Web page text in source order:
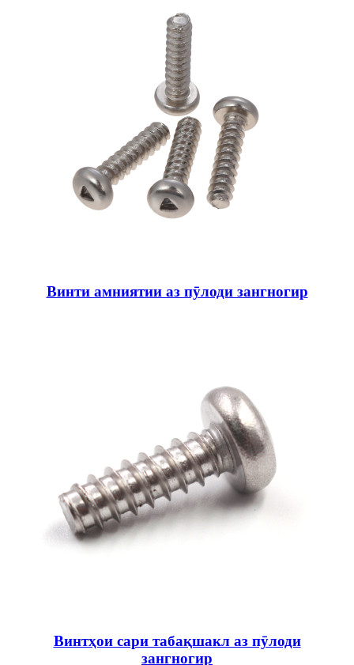
Винти амниятии аз пӯлоди зангногир
Винтҳои сари табақшакл аз пӯлоди
зангногир